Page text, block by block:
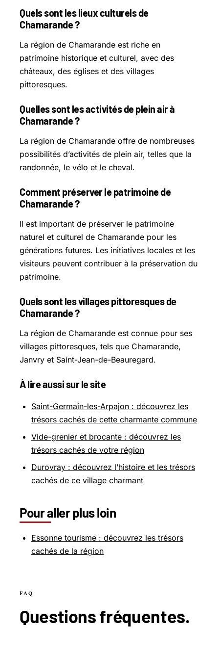
Quels sont les lieux culturels de
Chamarande ?
La région de Chamarande est riche en
patrimoine historique et culturel, avec des
châteaux, des églises et des villages
pittoresques.
Quelles sont les activités de plein air à
Chamarande ?
La région de Chamarande offre de nombreuses
possibilités d’activités de plein air, telles que la
randonnée, le vélo et le cheval.
Comment préserver le patrimoine de
Chamarande ?
Il est important de préserver le patrimoine
naturel et culturel de Chamarande pour les
générations futures. Les initiatives locales et les
visiteurs peuvent contribuer à la préservation du
patrimoine.
Quels sont les villages pittoresques de
Chamarande ?
La région de Chamarande est connue pour ses
villages pittoresques, tels que Chamarande,
Janvry et Saint-Jean-de-Beauregard.
À lire aussi sur le site
Saint-Germain-les-Arpajon : découvrez les
trésors cachés de cette charmante commune
Vide-grenier et brocante : découvrez les
trésors cachés de votre région
Durovray : découvrez l’histoire et les trésors
cachés de ce village charmant
Pour aller plus loin
Essonne tourisme : découvrez les trésors
cachés de la région
FAQ
Questionsfréquentes.